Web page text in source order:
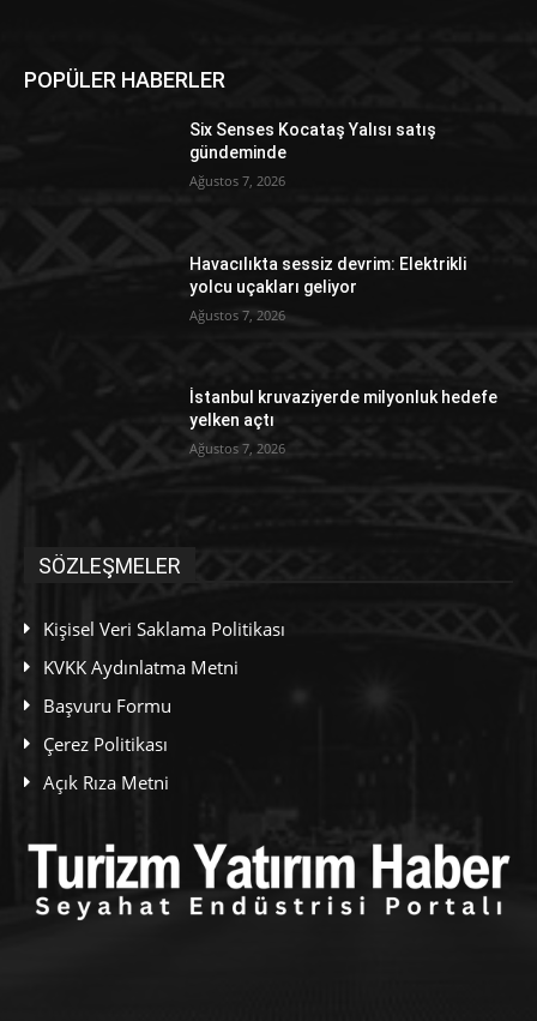
POPÜLER HABERLER
Six Senses Kocataş Yalısı satış
gündeminde
Ağustos 7, 2026
Havacılıkta sessiz devrim: Elektrikli
yolcu uçakları geliyor
Ağustos 7, 2026
İstanbul kruvaziyerde milyonluk hedefe
yelken açtı
Ağustos 7, 2026
SÖZLEŞMELER
Kişisel Veri Saklama Politikası
KVKK Aydınlatma Metni
Başvuru Formu
Çerez Politikası
Açık Rıza Metni